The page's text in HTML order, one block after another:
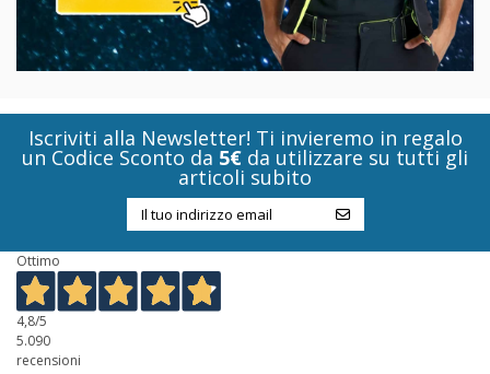
Iscriviti alla Newsletter! Ti invieremo in regalo
un Codice Sconto da 5€ da utilizzare su tutti gli
articoli subito
Ottimo
4,8/5
5.090
recensioni